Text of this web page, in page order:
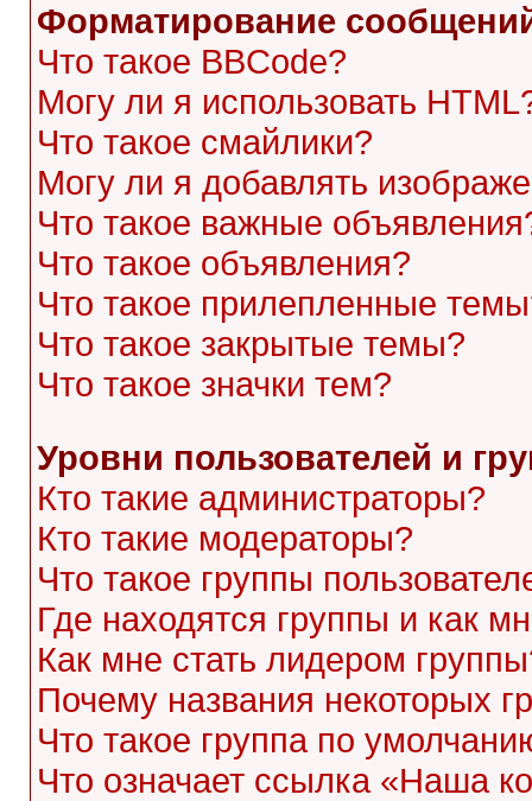
Форматирование
Что такое BBCode?
Могу ли я использовать
Что такое смайлики?
Могу ли я добавлять
Что такое важные
Что такое объявления?
Что такое прилепленные
Что такое закрытые темы?
Что такое значки тем?
Уровни пользователей и
Кто такие администраторы?
Кто такие модераторы?
Что такое группы
Где находятся группы и как
Как мне стать лидером
Почему названия некоторых
Что такое группа по
Что означает ссылка «Наша